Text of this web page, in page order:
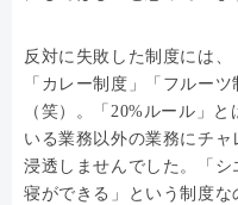
反対に失敗した制度には、
「カレー制度」「フルー
（笑）。「20%ルール」
いる業務以外の業務にチャ
浸透しませんでした。「
寝ができる」という制度